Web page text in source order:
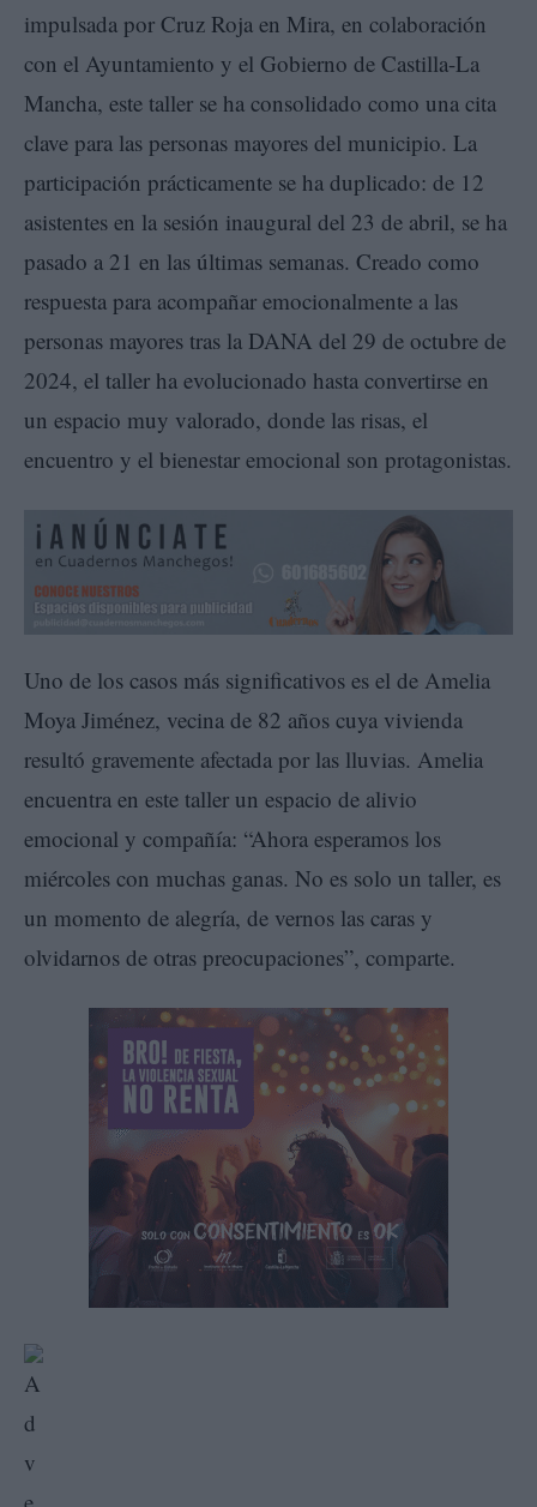
impulsada por Cruz Roja en Mira, en colaboración
con el Ayuntamiento y el Gobierno de Castilla-La
Mancha, este taller se ha consolidado como una cita
clave para las personas mayores del municipio. La
participación prácticamente se ha duplicado: de 12
asistentes en la sesión inaugural del 23 de abril, se ha
pasado a 21 en las últimas semanas. Creado como
respuesta para acompañar emocionalmente a las
personas mayores tras la DANA del 29 de octubre de
2024, el taller ha evolucionado hasta convertirse en
un espacio muy valorado, donde las risas, el
encuentro y el bienestar emocional son protagonistas.
Uno de los casos más significativos es el de Amelia
Moya Jiménez, vecina de 82 años cuya vivienda
resultó gravemente afectada por las lluvias. Amelia
encuentra en este taller un espacio de alivio
emocional y compañía: “Ahora esperamos los
miércoles con muchas ganas. No es solo un taller, es
un momento de alegría, de vernos las caras y
olvidarnos de otras preocupaciones”, comparte.